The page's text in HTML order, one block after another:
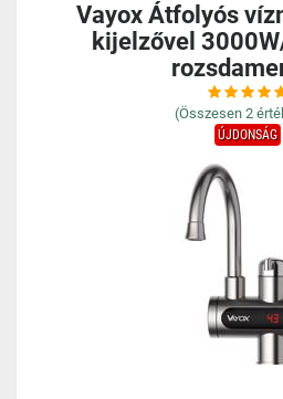
Vayox Átfolyós
kijelzővel
(Összesen 2
ÚJDONSÁG